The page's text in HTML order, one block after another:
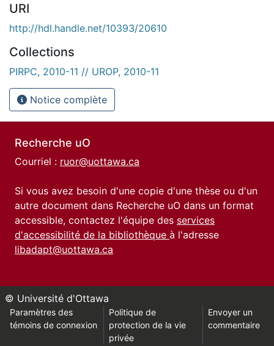
URI
http://hdl.handle.net/10393/20610
Collections
PIRPC, 2010-11 // UROP, 2010-11
Notice complète
Recherche uO
Courriel : ruor@uottawa.ca
Si vous avez besoin d'une copie d'une thèse ou d'un
autre document dans Recherche uO dans un format
accessible, contactez l'équipe des services
d'accessibilité de la bibliothèque à l'adresse
libadapt@uottawa.ca
© Université d'Ottawa
Paramètres des
témoins de connexion
Politique de
protection de la vie
privée
Envoyer un
commentaire